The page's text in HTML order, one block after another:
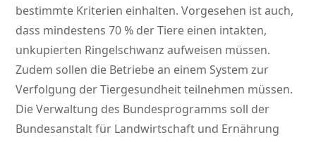
bestimmte Kriterien einhalten. Vorgesehen ist auch,
dass mindestens 70 % der Tiere einen intakten,
unkupierten Ringelschwanz aufweisen müssen.
Zudem sollen die Betriebe an einem System zur
Verfolgung der Tiergesundheit teilnehmen müssen.
Die Verwaltung des Bundesprogramms soll der
Bundesanstalt für Landwirtschaft und Ernährung